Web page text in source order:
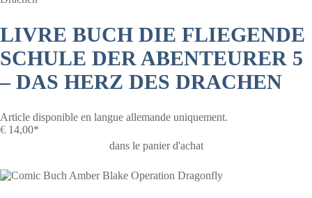
LIVRE BUCH DIE FLIEGENDE
SCHULE DER ABENTEURER 5
– DAS HERZ DES DRACHEN
Article disponible en langue allemande uniquement.
€ 14,00*
dans le panier d'achat